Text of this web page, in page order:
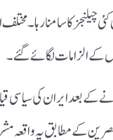
چیلنجز کا سامنا رہا۔
کے الزامات لگائے گئے۔
کے بعد ایران کی
کے مطابق یہ